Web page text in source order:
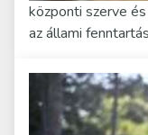
központi szerve
az állami